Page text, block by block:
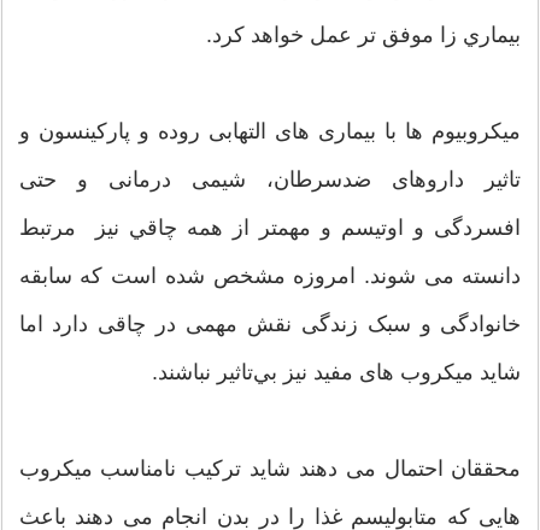
بيماري زا موفق تر عمل خواهد كرد.
میکروبیوم ها با بیماری های التهابی روده و پارکینسون و
تاثیر داروهای ضدسرطان، شیمی درمانی و حتی
افسردگی و اوتیسم و مهمتر از همه چاقي نيز مرتبط
دانسته می شوند. امروزه مشخص شده است که سابقه
خانوادگی و سبک زندگی نقش مهمی در چاقی دارد اما
شايد میکروب های مفید نيز بي‌تاثير نباشند.
محققان احتمال می دهند شايد ترکیب نامناسب میکروب
هایی که متابولیسم غذا را در بدن انجام می دهند باعث